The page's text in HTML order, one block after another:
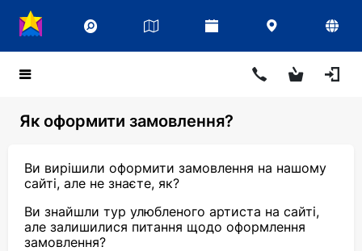
Як оформити замовлення?
Ви вирішили оформити замовлення на нашому
сайті, але не знаєте, як?
Ви знайшли тур улюбленого артиста на сайті,
але залишилися питання щодо оформлення
замовлення?